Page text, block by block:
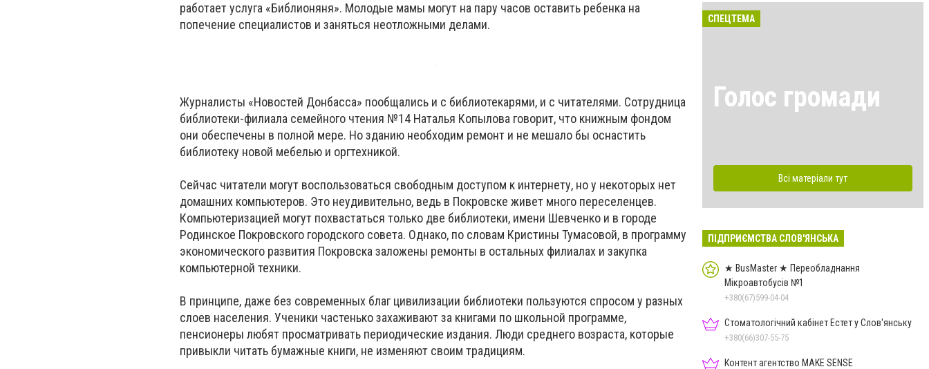
работает услуга «Библионяня». Молодые мамы могут на пару часов оставить ребенка на
попечение специалистов и заняться неотложными делами.
Журналисты «Новостей Донбасса» пообщались и с библиотекарями, и с читателями. Сотрудница
библиотеки-филиала семейного чтения №14 Наталья Копылова говорит, что книжным фондом
они обеспечены в полной мере. Но зданию необходим ремонт и не мешало бы оснастить
библиотеку новой мебелью и оргтехникой.
Сейчас читатели могут воспользоваться свободным доступом к интернету, но у некоторых нет
домашних компьютеров. Это неудивительно, ведь в Покровске живет много переселенцев.
Компьютеризацией могут похвастаться только две библиотеки, имени Шевченко и в городе
Родинское Покровского городского совета. Однако, по словам Кристины Тумасовой, в программу
экономического развития Покровска заложены ремонты в остальных филиалах и закупка
компьютерной техники.
В принципе, даже без современных благ цивилизации библиотеки пользуются спросом у разных
слоев населения. Ученики частенько захаживают за книгами по школьной программе,
пенсионеры любят просматривать периодические издания. Люди среднего возраста, которые
привыкли читать бумажные книги, не изменяют своим традициям.
СПЕЦТЕМА
Голос громади
Всі матеріали тут
ПІДПРИЄМСТВА СЛОВ'ЯНСЬКА
★ BusMaster ★ Переобладнання
Мікроавтобусів №1
+380(67)599-04-04
Стоматологічний кабінет Естет у Слов'янську
+380(66)307-55-75
Контент агентство MAKE SENSE